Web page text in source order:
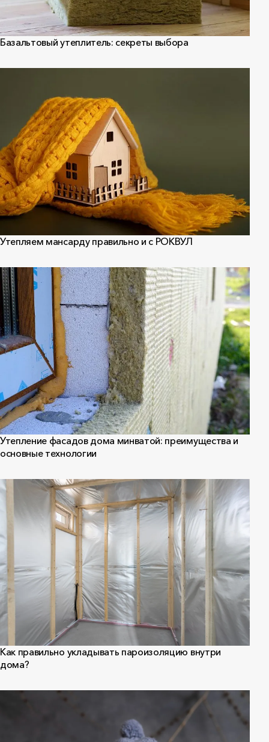
Базальтовый утеплитель: секреты выбора
Утепляем мансарду правильно и с РОКВУЛ
Утепление фасадов дома минватой: преимущества и
основные технологии
Как правильно укладывать пароизоляцию внутри
дома?